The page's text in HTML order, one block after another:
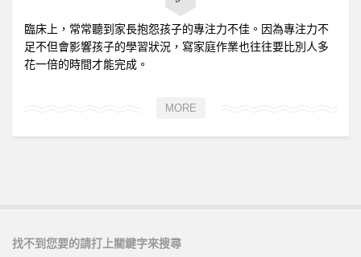
臨床上，常常聽到家長抱怨孩子的專注力不佳。因為專注力不
足不但會影響孩子的學習狀況，寫家庭作業也往往要比別人多
花一倍的時間才能完成。
MORE
找不到您要的請打上關鍵字來搜尋